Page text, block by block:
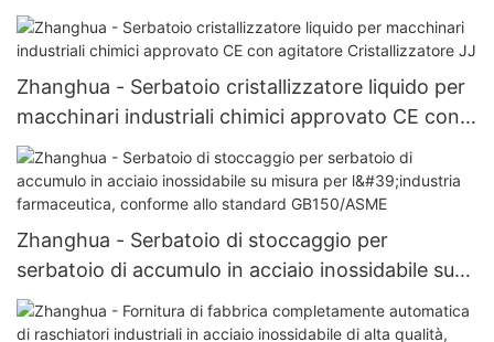
biodiesel, bollitore di reazione
Zhanghua - Serbatoio cristallizzatore liquido per
macchinari industriali chimici approvato CE con
agitatore Cristallizzatore JJ
Zhanghua - Serbatoio di stoccaggio per
serbatoio di accumulo in acciaio inossidabile su
misura per l'industria farmaceutica, conforme allo
standard GB150/ASME